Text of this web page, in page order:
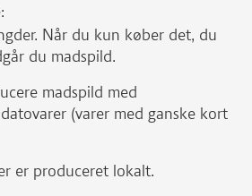
Når du kun køber det, du
du madspild.
madspild med
(varer med ganske kort
er produceret lokalt.